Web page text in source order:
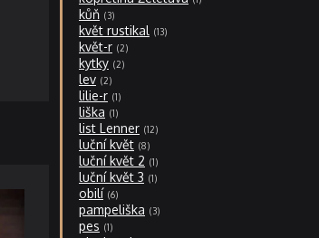
kůň 3
květ rustikal 13
květ-r 2
kytky 2
lev 2
lilie-r 1
liška 1
list Lenner 12
luční květ 8
luční květ 2 1
luční květ 3 1
obilí 6
pampeliška 3
pes 1